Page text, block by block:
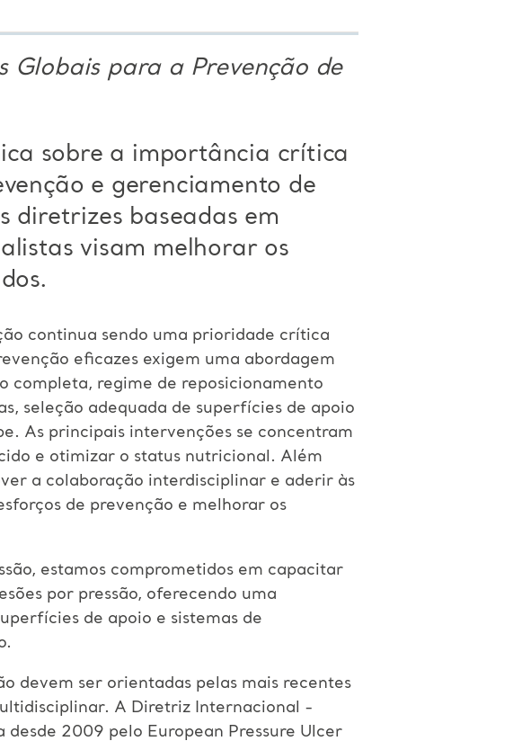
Globais para a Prevenção de
sobre a importância crítica
e gerenciamento de
diretrizes baseadas em
visam melhorar os
continua sendo uma prioridade crítica
eficazes exigem uma abordagem
completa, regime de reposicionamento
seleção adequada de superfícies de apoio
As principais intervenções se concentram
e otimizar o status nutricional. Além
a colaboração interdisciplinar e aderir às
de prevenção e melhorar os
estamos comprometidos em capacitar
por pressão, oferecendo uma
de apoio e sistemas de
devem ser orientadas pelas mais recentes
A Diretriz Internacional -
desde 2009 pelo European Pressure Ulcer